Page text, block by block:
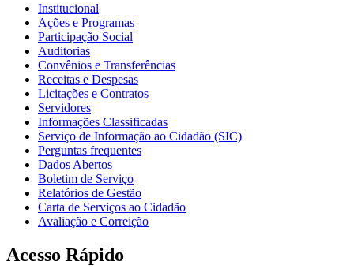
Institucional
Ações e Programas
Participação Social
Auditorias
Convênios e Transferências
Receitas e Despesas
Licitações e Contratos
Servidores
Informações Classificadas
Serviço de Informação ao Cidadão (SIC)
Perguntas frequentes
Dados Abertos
Boletim de Serviço
Relatórios de Gestão
Carta de Serviços ao Cidadão
Avaliação e Correição
Acesso Rápido